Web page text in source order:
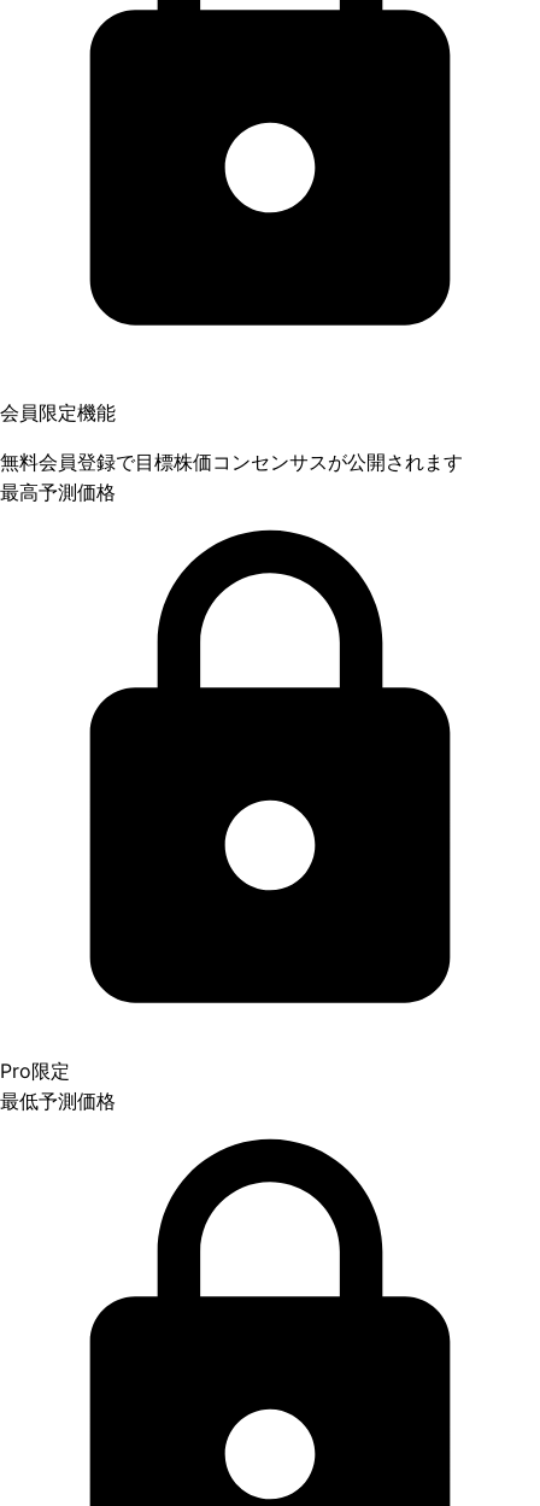
会員限定機能
無料会員登録で目標株価コンセンサスが公開されます
最高予測価格
Pro限定
最低予測価格